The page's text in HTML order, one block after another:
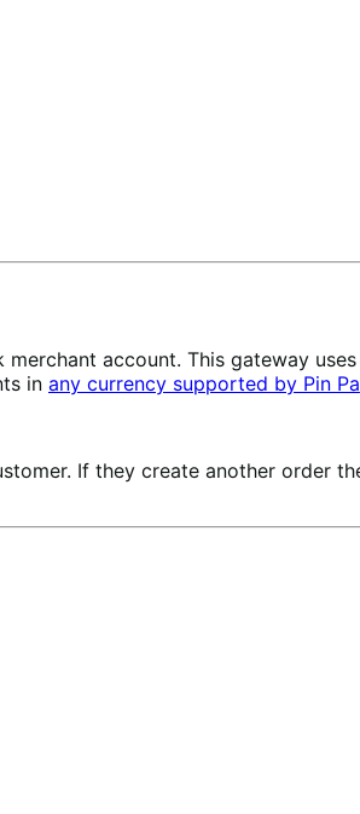
account. This gateway uses
in any currency supported by Pin
If they create another order